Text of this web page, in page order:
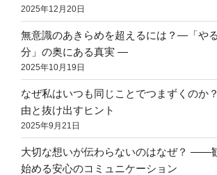
2025年12月20日
無意識のあきらめを超えるには？―「や
分」の奥にある真実 ―
2025年10月19日
なぜ私はいつも同じことでつまずくのか
由と抜け出すヒント
2025年9月21日
大切な想いが伝わらないのはなぜ？ ――
始める安心のコミュニケーション